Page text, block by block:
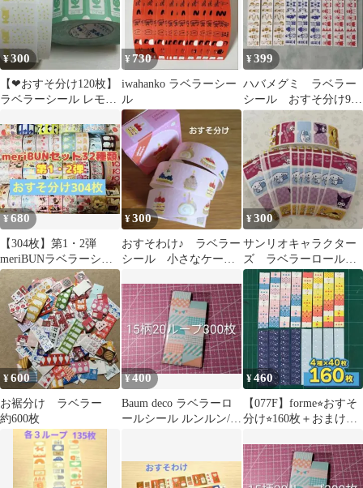
¥300
【‪‪❤︎おすそ分け120枚】
ラベラーシール レモン
ソーダ
¥ 730
iwahanko ラベラーシー
ル
¥399
ハバメグミ ラベラー
シール おすそ分け99
枚
¥680
【304枚】第1・2弾
meriBUNラベラーシー
ル16種×10枚・16種×9
枚
¥300
おすそわけ♪ ラベラー
シール 小さなケーキ
ん 50枚
¥300
サンリオキャラクター
ズ ラベラーロールシ
ール 切り売り
¥600
お裾分け ラベラー
約600枚
¥400
Baum deco ラベラーロ
ールシール ルンルン/シ
¥460
【077F】forme⭐︎おすそ
分け⭐︎160枚＋おまけ⭐︎